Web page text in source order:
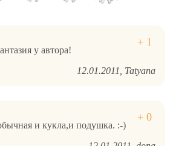
у автора!
12.01.2011 Tatyana
и кукла,и подушка. :-)